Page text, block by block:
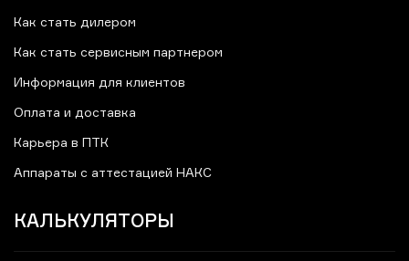
Как стать дилером
Как стать сервисным партнером
Информация для клиентов
Оплата и доставка
Карьера в ПТК
Аппараты с аттестацией НАКС
КАЛЬКУЛЯТОРЫ